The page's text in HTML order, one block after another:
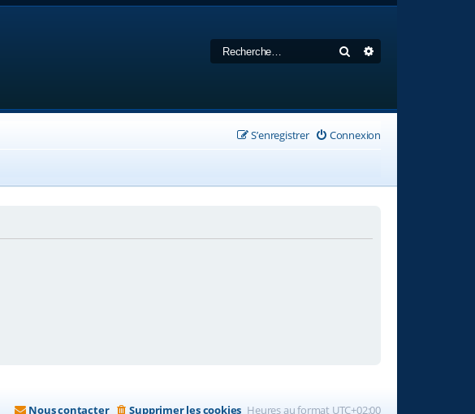
Rechercher
Connexion
S’enregistrer
Heures au format UTC+02:00
Supprimer les cookies
Nous contacter